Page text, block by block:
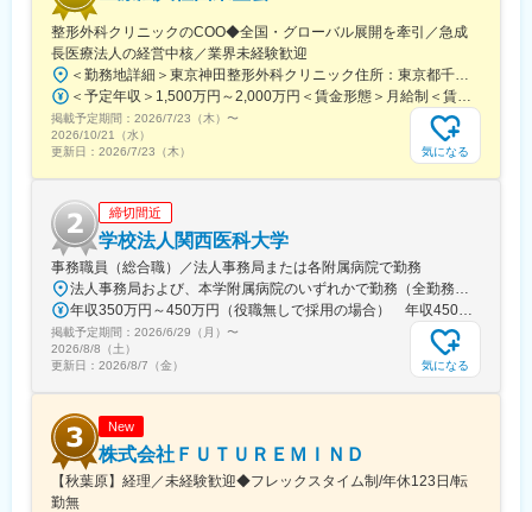
■業務の魅力
医療や宿泊施設の運営を支え、地域の安心・安全に貢献できる社
会貢献性の高い仕事です。多様な法人と信頼関係を築き、提案型
営業力を磨けます。
■教育体制
OJTを中心に、先輩社員が同行しながら業務を習得できる体制で
■就業環境
年間休日120日、基本土日祝休み（年2～3日土曜出勤あり）、残
業月平均20時間程度、マイカー通勤可（駐車場あり）、育児・介
護休暇取得実績有
■想定されるキャリアパス
営業経験を積み、将来的にリーダーやマネジメント職、支店運営
など多様なキャリアを描けます。
創業昭和37年、四国トップシェアの病院リネン業界リーディング
カンパニーとして、清潔と健康を提供し続ける企業です。
変更の範囲：無
整形外科クリニックのCOO◆全国・グローバル展開を牽引／急成
長医療法人の経営中核／業界未経験歓迎
＜勤務地詳細＞東京神田整形外科クリニック住所：東京都千代田区鍛冶町2丁目8-6 メディカルプライム神田3F勤務地最寄駅：JR山手線／神田駅受動喫煙対策：屋内全面禁煙変更の範囲：会社の定める事業所
＜予定年収＞1,500万円～2,000万円＜賃金形態＞月給制＜賃金内訳＞月額（基本給）：1,200,000円～1,500,000円＜月給＞1,200,000円～1,500,000円＜昇給有無＞有＜残業手当＞有＜給与補足＞※経験やスキルを考慮して決定します。■昇給：年1回■賞与：年2回賃金はあくまでも目安の金額であり、選考を通じて上下する可能性があります。月給(月額)は固定手当を含めた表記です。
掲載予定期間： 2026/7/23（木） 〜
2026/10/21（水）
更新日： 2026/7/23（木） 気になる
締切間近
学校法人関西医科大学
事務職員（総合職）／法人事務局または各附属病院で勤務
法人事務局および、本学附属病院のいずれかで勤務（全勤務地、最寄り駅から徒歩5分以内）【関西医科大学 法人事務局】大阪府枚方市新町2丁目5-1■京阪本線 枚方市駅～徒歩5分※京阪 枚方市駅まで…・京阪 京橋駅から特急乗車14分・京阪 中書島駅から特急乗車16分【附属病院】大阪府枚方市新町2丁目3-1■京阪本線 枚方市駅～徒歩3分【総合医療センター】大阪府守口市文園町10-15■京阪本線 滝井駅～徒歩3分■地下鉄谷町線・今里筋線 太子橋今市駅～徒歩5分 ※京阪 滝井駅まで… ・京阪 京橋駅から各停乗車9分 ※谷町線 太子橋今市駅まで…・谷町線 大日駅から乗車8分・谷町線 東梅田駅から乗車13分【香里病院】大阪府寝屋川市香里本通町8-45■京阪本線 香里園駅～徒歩1分 ※京阪 香里園駅まで… ・京阪 京橋駅・樟葉駅から準急乗車15分 ・京阪中書島駅から準急乗車35分（特急乗車、枚方市駅で乗り換えると25分） ◎経験・能力など適性を考慮し配属します。 ※転居を伴う転勤なし※U・Iターン歓迎
年収350万円～450万円（役職無しで採用の場合） 年収450万円～550万円（主任級で採用の場合）
掲載予定期間： 2026/6/29（月） 〜
2026/8/8（土）
更新日： 2026/8/7（金） 気になる
New
株式会社ＦＵＴＵＲＥＭＩＮＤ
【秋葉原】経理／未経験歓迎◆フレックスタイム制/年休123日/転
勤無